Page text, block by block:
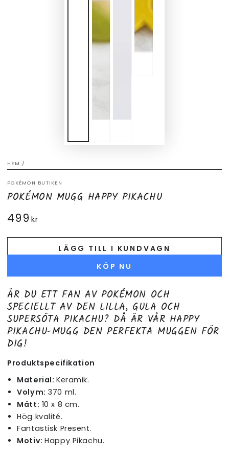
HEM /
POKÉMON BUTIKEN
POKÉMON MUGG HAPPY PIKACHU
Ordinarie
499 kr
LÄGG TILL I KUNDVAGN
KÖP NU
ÄR DU ETT FAN AV POKÉMON OCH
SPECIELLT AV DEN LILLA, GULA OCH
SUPERSÖTA PIKACHU? DÅ ÄR VÅR HAPPY
PIKACHU-MUGG DEN PERFEKTA MUGGEN FÖR
DIG!
Produktspecifikation
Material: Keramik.
Volym: 370 ml.
Mått: 10 x 8 cm.
Hög kvalité.
Fantastisk Present.
Motiv:Happy Pikachu.